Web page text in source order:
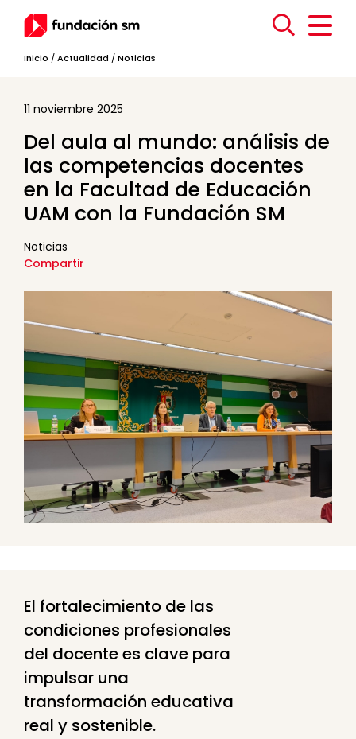
Inicio /Actualidad /Noticias
11 noviembre 2025
Del aula al mundo: análisis de
las competencias docentes
en la Facultad de Educación
UAM con la Fundación SM
Noticias
Compartir
El fortalecimiento de las
condiciones profesionales
del docente es clave para
impulsar una
transformación educativa
real y sostenible.